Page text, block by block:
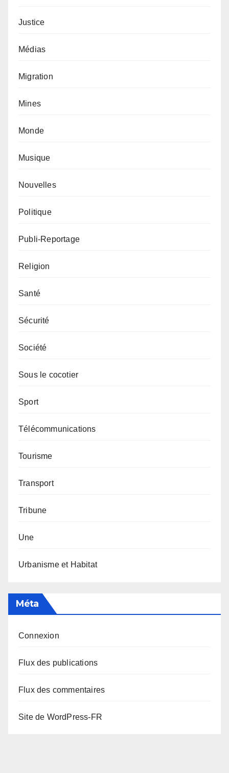
Justice
Médias
Migration
Mines
Monde
Musique
Nouvelles
Politique
Publi-Reportage
Religion
Santé
Sécurité
Société
Sous le cocotier
Sport
Télécommunications
Tourisme
Transport
Tribune
Une
Urbanisme et Habitat
Méta
Connexion
Flux des publications
Flux des commentaires
Site de WordPress-FR